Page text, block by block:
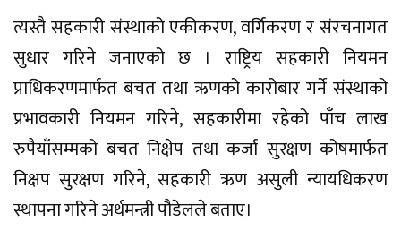
त्यस्तै सहकारी संस्थाको एकीकरण, वर्गिकरण र संरचनागत
सुधार गरिने जनाएको छ । राष्ट्रिय सहकारी नियमन
प्राधिकरणमार्फत बचत तथा ऋणको कारोबार गर्ने संस्थाको
प्रभावकारी नियमन गरिने, सहकारीमा रहेको पाँच लाख
रुपैयाँसम्मको बचत निक्षेप तथा कर्जा सुरक्षण कोषमार्फत
निक्षप सुरक्षण गरिने, सहकारी ऋण असुली न्यायधिकरण
स्थापना गरिने अर्थमन्त्री पौडेलले बताए।